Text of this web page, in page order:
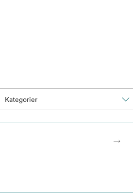
Kategorier